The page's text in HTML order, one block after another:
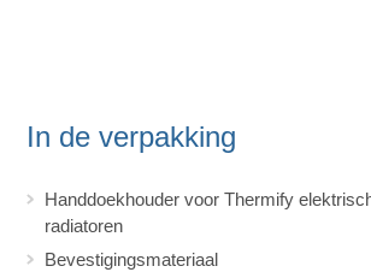
In de verpakking
Handdoekhouder voor Thermify
radiatoren
Bevestigingsmateriaal